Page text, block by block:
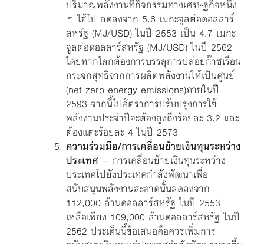
ปริมาณพลังงานที่กิจกรรมทางเศรษฐกิจหนึ่ง
ๆ ใช้ไป ลดลงจาก 5.6 เมกะจูลต่อดอลลาร์
สหรัฐ (MJ/USD) ในปี 2553 เป็น 4.7 เมกะ
จูลต่อดอลลาร์สหรัฐ (MJ/USD) ในปี 2562
โดยหากโลกต้องการบรรลุการปล่อยก๊าซเรือน
กระจกสุทธิจากการผลิตพลังงานให้เป็นศูนย์
(net zero energy emissions)ภายในปี
2593 จากนี้ไปอัตราการปรับปรุงการใช้
พลังงานประจำปีจะต้องสูงถึงร้อยละ 3.2 และ
ต้องแตะร้อยละ 4 ในปี 2573
ความร่วมมือ/การเคลื่อนย้ายเงินทุนระหว่าง
ประเทศ – การเคลื่อนย้ายเงินทุนระหว่าง
ประเทศไปยังประเทศกำลังพัฒนาเพื่อ
สนับสนุนพลังงานสะอาดนั้นลดลงจาก
112,000 ล้านดอลลาร์สหรัฐ ในปี 2553
เหลือเพียง 109,000 ล้านดอลลาร์สหรัฐ ในปี
2562 ประเด็นนี้ข้อเสนอคือควรเพิ่มการ